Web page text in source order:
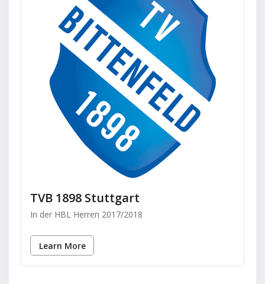
TVB 1898 Stuttgart
In der HBL Herren 2017/2018
Learn More